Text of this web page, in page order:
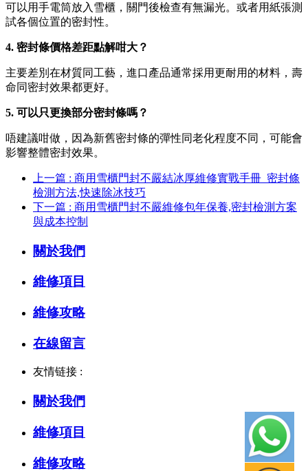
可以用手電筒放入雪櫃，關門後檢查有無漏光。或者用紙張測
試各個位置的密封性。
4. 密封條價格差距點解咁大？
主要差別在材質同工藝，進口產品通常採用更耐用的材料，壽
命同密封效果都更好。
5. 可以只更換部分密封條嗎？
唔建議咁做，因為新舊密封條的彈性同老化程度不同，可能會
影響整體密封效果。
上一篇 : 商用雪櫃門封不嚴結冰厚維修實戰手冊_密封條
檢測方法,快速除冰技巧
下一篇 : 商用雪櫃門封不嚴維修包年保養,密封檢測方案
與成本控制
關於我們
維修項目
維修攻略
在線留言
友情链接 :
關於我們
維修項目
維修攻略